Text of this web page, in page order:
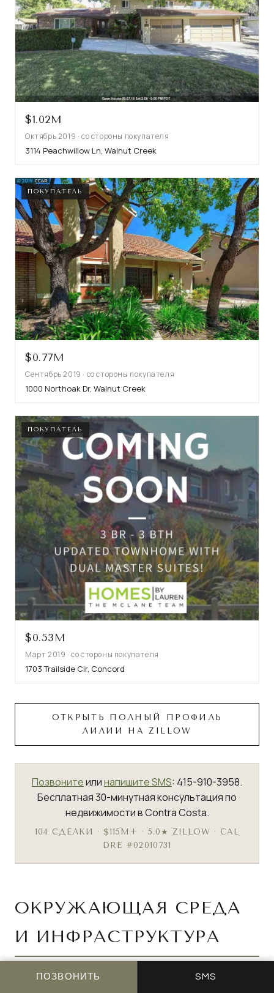
$1.02M
Октябрь 2019 · со стороны покупателя
3114 Peachwillow Ln, Walnut Creek
ПОКУПАТЕЛЬ
$0.77M
Сентябрь 2019 · со стороны покупателя
1000 Northoak Dr, Walnut Creek
ПОКУПАТЕЛЬ
$0.53M
Март 2019 · со стороны покупателя
1703 Trailside Cir, Concord
ОТКРЫТЬ ПОЛНЫЙ ПРОФИЛЬ
ЛИЛИИ НА ZILLOW
Позвонитеилинапишите SMS: 415-910-3958.
Бесплатная 30-минутная консультация по
недвижимости в Contra Costa.
104 СДЕЛКИ · $115M+ · 5.0★ ZILLOW · CAL
DRE #02010731
ОКРУЖАЮЩАЯ СРЕДА
И ИНФРАСТРУКТУРА
Факторы окружающей среды и инфраструктуры, о
ПОЗВОНИТЬ SMS